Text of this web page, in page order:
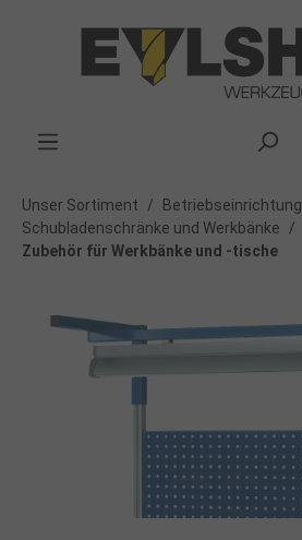
Unser Sortiment / Betriebseinrichtung
Schubladenschränke und Werkbänke
/
Zubehör für Werkbänke und -tische